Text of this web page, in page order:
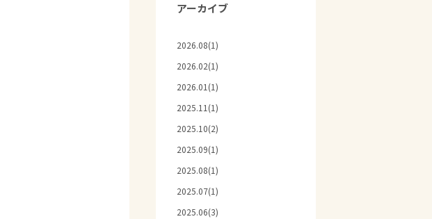
アーカイブ
2026.08(1)
2026.02(1)
2026.01(1)
2025.11(1)
2025.10(2)
2025.09(1)
2025.08(1)
2025.07(1)
2025.06(3)